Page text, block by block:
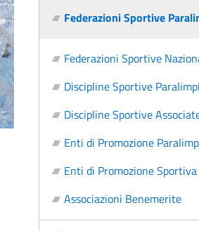
Federazioni Sportive
Federazioni Sportive
Discipline Sportive
Discipline Sportive
Enti di Promozione
Enti di Promozione
Associazioni Benemerite